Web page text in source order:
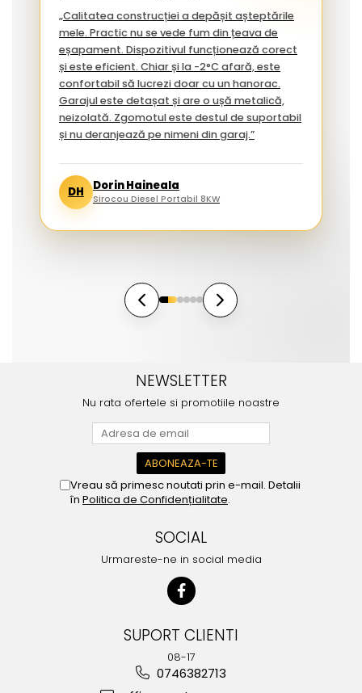
„Calitatea construcției a depășit așteptările
mele. Practic nu se vede fum din țeava de
eșapament. Dispozitivul funcționează corect
și este eficient. Chiar și la -2°C afară, este
confortabil să lucrezi doar cu un hanorac.
Garajul este detașat și are o ușă metalică,
neizolată. Zgomotul este destul de suportabil
și nu deranjează pe nimeni din garaj.”
DH Dorin Haineala
Sirocou Diesel Portabil 8KW
NEWSLETTER
Nu rata ofertele si promotiile noastre
Vreau să primesc noutati prin e-mail. Detalii
în Politica de Confidențialitate.
SOCIAL
Urmareste-ne in social media
SUPORT CLIENTI
08-17
0746382713